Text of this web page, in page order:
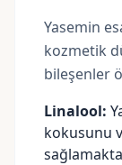
Yasemin
kozmetik
bileşenler
Linalool:
kokusunu